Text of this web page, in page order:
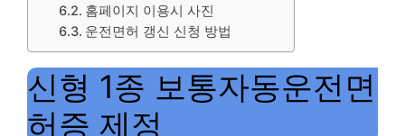
홈페이지 이용시 사진
운전면허 갱신 신청 방법
신형 1종 보통자동운전면
허증 제정